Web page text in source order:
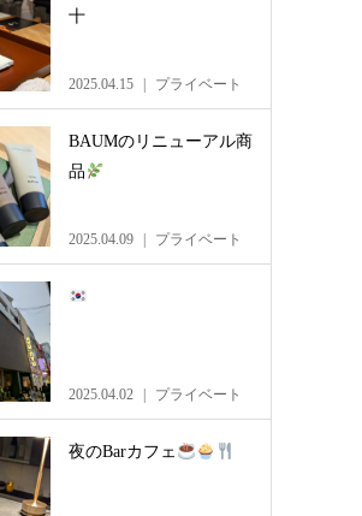
十
2025.04.15 プライベート
BAUMのリニューアル商
品
2025.04.09 プライベート
2025.04.02 プライベート
夜のBarカフェ